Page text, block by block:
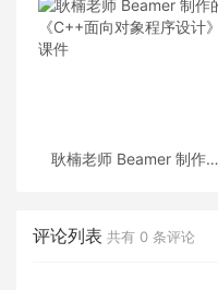
耿楠老师 Beamer 制作的
评论列表 共有 0 条评论